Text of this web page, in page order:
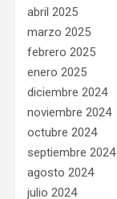
abril 2025
marzo 2025
febrero 2025
enero 2025
diciembre 2024
noviembre 2024
octubre 2024
septiembre 2024
agosto 2024
julio 2024